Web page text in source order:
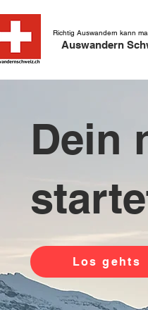
Richtig Auswandern kann
Auswandern
Dein
Los gehts